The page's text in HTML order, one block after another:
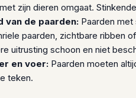
zijn dieren omgaat.
van de paarden: Paarden
paarden, zichtbare ribben
uitrusting schoon en niet
en voer: Paarden moeten
teken.